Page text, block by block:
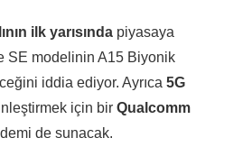
ilk yarısında piyasaya
SE modelinin A15 Biyonik
iddia ediyor. Ayrıca 5G
için bir Qualcomm
de sunacak.